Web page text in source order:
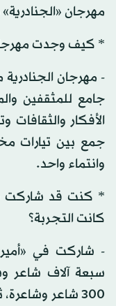
مهرجان
* كيف وجدت مهرجان
- مهرجان
جامع للمثقفين
الأفكار والثقافات
جمع بين تيارات
وانتماء واحد.
* كنت قد شاركت
كانت التجربة؟
سبعة آلاف شاعر